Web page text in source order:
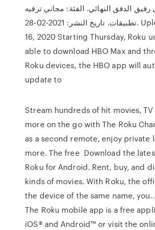
الدفق النهائي. الفئة: مجاني ترفيه
تطبيقات. تاريخ النشر: 2021-02-28. Uploaded Dec
16, 2020 Starting Thursday, Roku
able to download HBO Max and
Roku devices, the HBO app will
update to
Stream hundreds of hit movies, TV
more on the go with The Roku
as a second remote, enjoy private
more. The free Download the
Roku for Android. Rent, buy, and
kinds of movies. With Roku, the
the device of the same name,
The Roku mobile app is a free
iOS® and Android™ or visit the